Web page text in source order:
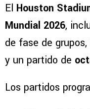
El Houston
Mundial 2026,
de fase de
y un partido de
Los partidos